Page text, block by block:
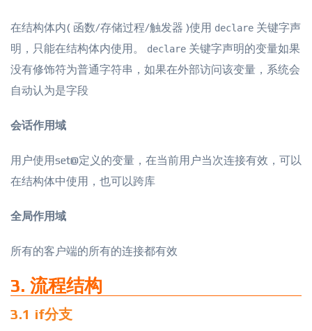
在结构体内( 函数/存储过程/触发器 )使用 declare 关键字声
明，只能在结构体内使用。
declare 关键字声明的变量如果
没有修饰符为普通字符串，如果在外部访问该变量，系统会
自动认为是字段
会话作用域
用户使用set@定义的变量，在当前用户当次连接有效，可以
在结构体中使用，也可以跨库
全局作用域
所有的客户端的所有的连接都有效
3. 流程结构
3.1 if分支